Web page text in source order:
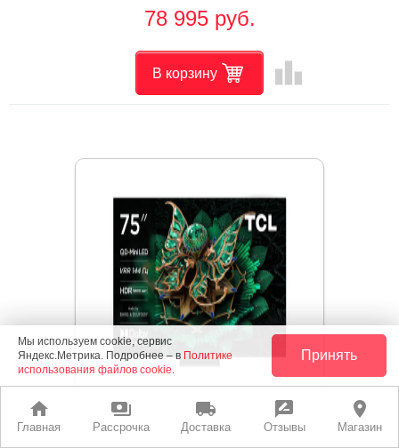
home
Главная
payments
Рассрочка
local_shipping
Доставка
rate_review
Отзывы
place
Магазин
78 995 руб.
В корзину leaderboard
Телевизор TCL 75C7K
Мы используем cookie, сервис
Яндекс.Метрика. Подробнее – в Политике
использования файлов cookie.
Принять